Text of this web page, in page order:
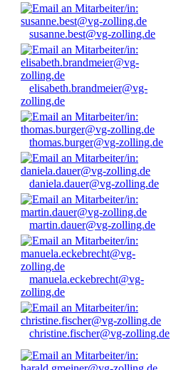
susanne.best@vg-zolling.de
elisabeth.brandmeier@vg-
zolling.de
thomas.burger@vg-zolling.de
daniela.dauer@vg-zolling.de
martin.dauer@vg-zolling.de
manuela.eckebrecht@vg-
zolling.de
christine.fischer@vg-zolling.de